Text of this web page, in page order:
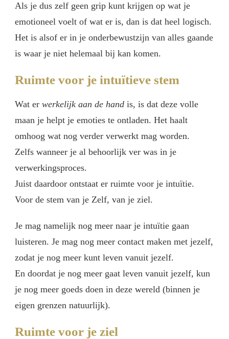
Als je dus zelf geen grip kunt krijgen op wat je
emotioneel voelt of wat er is, dan is dat heel logisch.
Het is alsof er in je onderbewustzijn van alles gaande
is waar je niet helemaal bij kan komen.
Ruimte voor je intuïtieve stem
Wat er werkelijk aan de hand is, is dat deze volle
maan je helpt je emoties te ontladen. Het haalt
omhoog wat nog verder verwerkt mag worden.
Zelfs wanneer je al behoorlijk ver was in je
verwerkingsproces.
Juist daardoor ontstaat er ruimte voor je intuïtie.
Voor de stem van je Zelf, van je ziel.
Je mag namelijk nog meer naar je intuïtie gaan
luisteren. Je mag nog meer contact maken met jezelf,
zodat je nog meer kunt leven vanuit jezelf.
En doordat je nog meer gaat leven vanuit jezelf, kun
je nog meer goeds doen in deze wereld (binnen je
eigen grenzen natuurlijk).
Ruimte voor je ziel